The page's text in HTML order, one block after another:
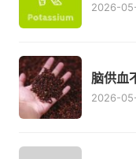
2026-
脑供血
2026-